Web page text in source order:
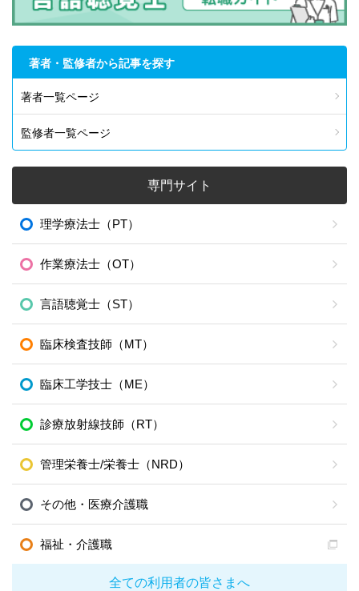
著者・監修者から記事を探す
著者一覧ページ
監修者一覧ページ
専門サイト
理学療法士（PT）
作業療法士（OT）
言語聴覚士（ST）
臨床検査技師（MT）
臨床工学技士（ME）
診療放射線技師（RT）
管理栄養士/栄養士（NRD）
その他・医療介護職
福祉・介護職
全ての利用者の皆さまへ